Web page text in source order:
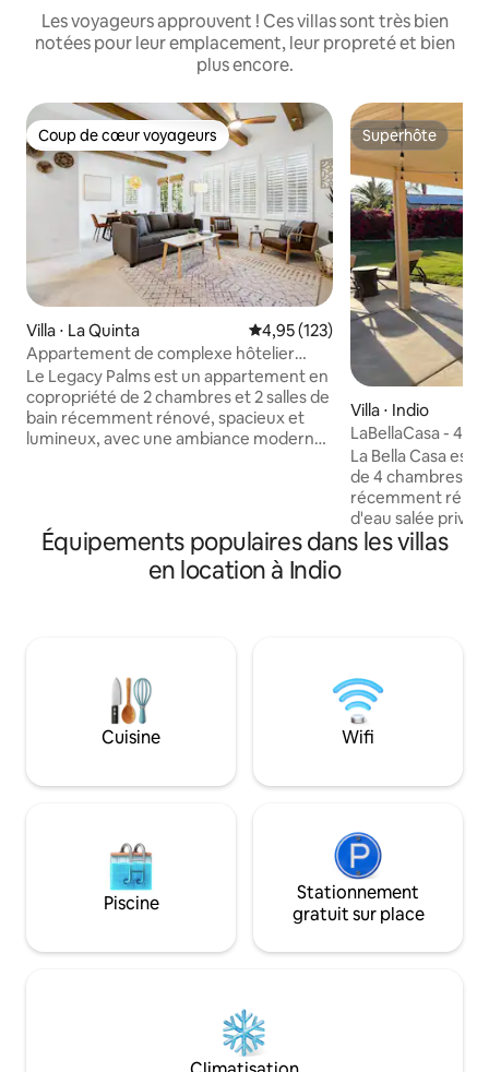
Les voyageurs approuvent ! Ces villas sont très bien
notées pour leur emplacement, leur propreté et bien
plus encore.
Coup de cœur voyageurs
Coup de cœur voyageurs
Villa ⋅ La Quinta Évaluation moyenne sur la
4,95 (123)
Appartement de complexe hôtelier
rénové | 12 piscines + pataugeoire
Le Legacy Palms est un appartement en
copropriété de 2 chambres et 2 salles de
bain récemment rénové, spacieux et
lumineux, avec une ambiance moderne
fontaines. Il dispose d'une cuisine
complète avec de nouveaux appareils
électroménagers en acier inoxydable,
et spas chauffés, d'une salle de sport, de
hamacs, de grils et plus encore !
Superhôte
Superhôte
Villa ⋅ Indio
LaBellaCasa - 4
grande piscine et
La Bella Casa est
de 4 chambres et
récemment
d'eau salée
premiers
superbes
située à
vallée de
célèbre Empire
restaurants et
Équipements populaires dans les villas
en location à Indio
Cuisine Wifi
Piscine
Stationnement
gratuit sur place